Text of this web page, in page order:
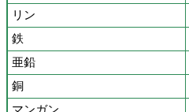
リン
鉄
亜鉛
銅